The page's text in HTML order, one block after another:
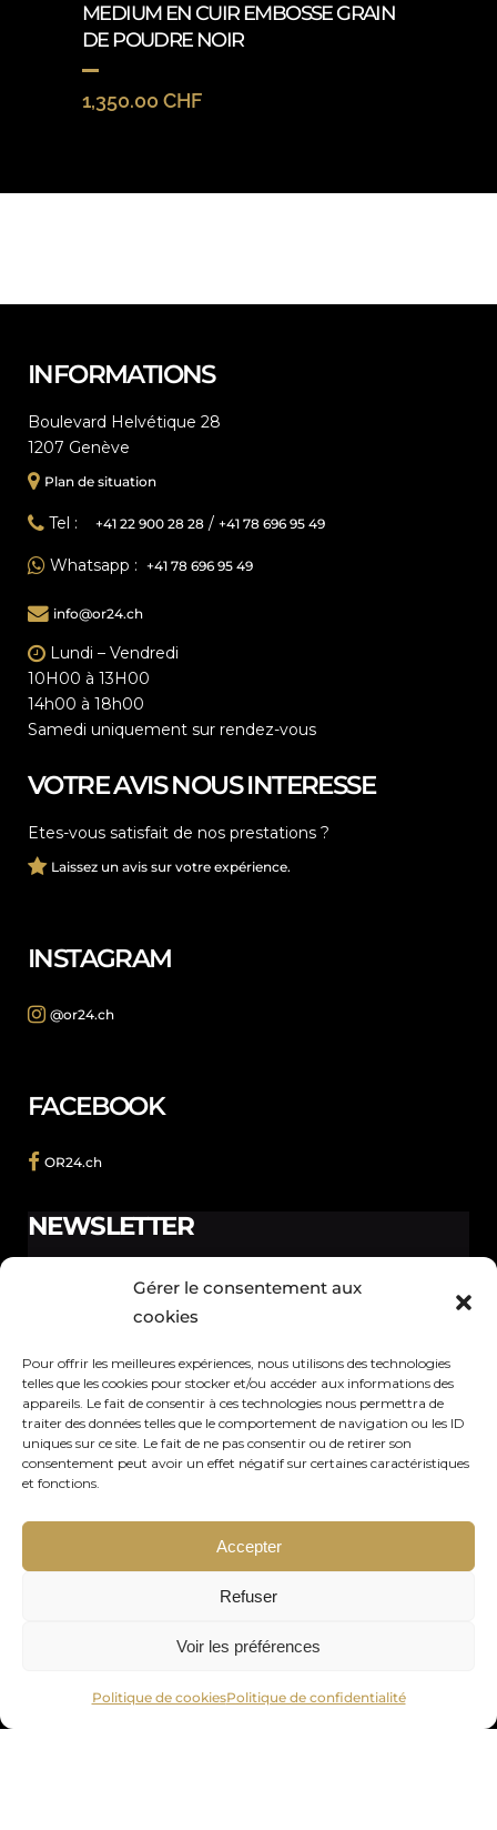
Gérer le consentement aux
cookies
Pour offrir les meilleures expériences, nous utilisons des technologies
telles que les cookies pour stocker et/ou accéder aux informations des
appareils. Le fait de consentir à ces technologies nous permettra de
traiter des données telles que le comportement de navigation ou les ID
uniques sur ce site. Le fait de ne pas consentir ou de retirer son
consentement peut avoir un effet négatif sur certaines caractéristiques
et fonctions.
Accepter
Refuser
Voir les préférences
Politique de cookiesPolitique de confidentialité
MEDIUM EN CUIR EMBOSSE GRAIN
DE POUDRE NOIR
1,350.00 CHF
INFORMATIONS
Boulevard Helvétique 28
1207 Genève
Plan de situation
Tel : +41 22 900 28 28 / +41 78 696 95 49
Whatsapp : +41 78 696 95 49
info@or24.ch
Lundi – Vendredi
10H00 à 13H00
14h00 à 18h00
Samedi uniquement sur rendez-vous
VOTRE AVIS NOUS INTERESSE
Etes-vous satisfait de nos prestations ?
Laissez un avis sur votre expérience.
INSTAGRAM
@or24.ch
FACEBOOK
OR24.ch
NEWSLETTER
nous réservons à nos fidèles abonnés.
Votre adresse de messagerie est uniquement utilisée pour vous
envoyer notre lettre d'information ainsi que des informations
concernant nos activités. Vous pouvez à tout moment utiliser le lien
© OR24 – 2023